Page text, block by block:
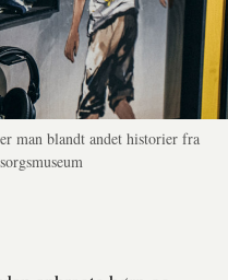
man blandt andet historier fra